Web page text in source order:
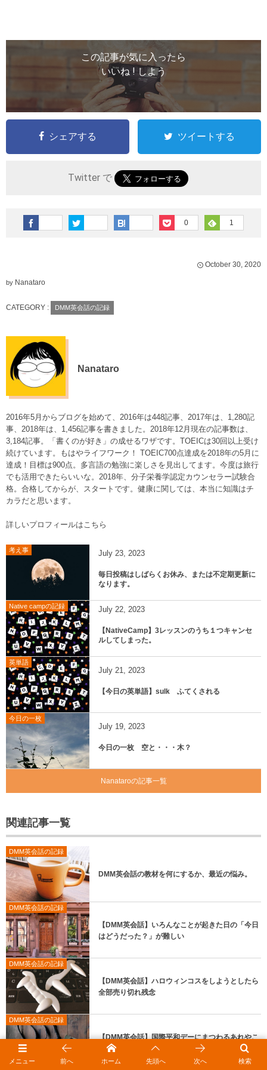
この記事が気に入ったら
いいね ! しよう
シェアする ツイートする
Twitter で
0 1
October 30, 2020
by Nanataro
CATEGORY : DMM英会話の記録
Nanataro
2016年5月からブログを始めて、2016年は448記事、2017年は、1,280記
事、2018年は、1,456記事を書きました。2018年12月現在の記事数は、
3,184記事。「書くのが好き」の成せるワザです。TOEICは30回以上受け
続けています。もはやライフワーク！ TOEIC700点達成を2018年の5月に
達成！目標は900点。多言語の勉強に楽しさを見出してます。今度は旅行
でも活用できたらいいな。2018年、分子栄養学認定カウンセラー試験合
格。合格してからが、スタートです。健康に関しては、本当に知識はチ
カラだと思います。
詳しいプロフィールはこちら
考え事 July 23, 2023
毎日投稿はしばらくお休み、または不定期更新に
なります。
Native campの記録 July 22, 2023
【NativeCamp】3レッスンのうち１つキャンセ
ルしてしまった。
英単語
July 21, 2023
【今日の英単語】sulk ふてくされる
今日の一枚
July 19, 2023
今日の一枚 空と・・・木？
Nanataroの記事一覧
関連記事一覧
DMM英会話の記録
DMM英会話の教材を何にするか、最近の悩み。
DMM英会話の記録
【DMM英会話】いろんなことが起きた日の「今日
はどうだった？」が難しい
DMM英会話の記録
【DMM英会話】ハロウィンコスをしようとしたら
全部売り切れ残念
DMM英会話の記録
【DMM英会話】国際平和デーにまつわるあれやこ
れやを話す。
メニュー 検索
前へ ホーム 先頭へ 次へ